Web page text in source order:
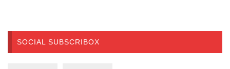
SOCIAL SUBSCRIBOX